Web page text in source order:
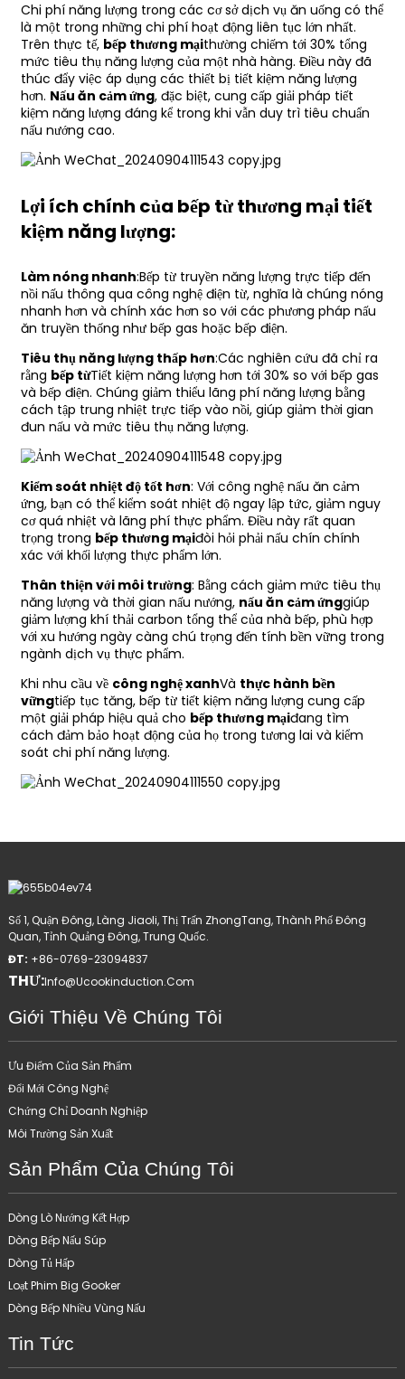
Chi phí năng lượng trong các cơ sở dịch vụ ăn uống có thể
là một trong những chi phí hoạt động liên tục lớn nhất.
Trên thực tế, bếp thương mạithường chiếm tới 30% tổng
mức tiêu thụ năng lượng của một nhà hàng. Điều này đã
thúc đẩy việc áp dụng các thiết bị tiết kiệm năng lượng
hơn. Nấu ăn cảm ứng, đặc biệt, cung cấp giải pháp tiết
kiệm năng lượng đáng kể trong khi vẫn duy trì tiêu chuẩn
nấu nướng cao.
Lợi ích chính của bếp từ thương mại tiết
kiệm năng lượng:
Làm nóng nhanh:Bếp từ truyền năng lượng trực tiếp đến
nồi nấu thông qua công nghệ điện từ, nghĩa là chúng nóng
nhanh hơn và chính xác hơn so với các phương pháp nấu
ăn truyền thống như bếp gas hoặc bếp điện.
Tiêu thụ năng lượng thấp hơn:Các nghiên cứu đã chỉ ra
rằng bếp từTiết kiệm năng lượng hơn tới 30% so với bếp gas
và bếp điện. Chúng giảm thiểu lãng phí năng lượng bằng
cách tập trung nhiệt trực tiếp vào nồi, giúp giảm thời gian
đun nấu và mức tiêu thụ năng lượng.
Kiểm soát nhiệt độ tốt hơn: Với công nghệ nấu ăn cảm
ứng, bạn có thể kiểm soát nhiệt độ ngay lập tức, giảm nguy
cơ quá nhiệt và lãng phí thực phẩm. Điều này rất quan
trọng trong bếp thương mạiđòi hỏi phải nấu chín chính
xác với khối lượng thực phẩm lớn.
Thân thiện với môi trường: Bằng cách giảm mức tiêu thụ
năng lượng và thời gian nấu nướng, nấu ăn cảm ứnggiúp
giảm lượng khí thải carbon tổng thể của nhà bếp, phù hợp
với xu hướng ngày càng chú trọng đến tính bền vững trong
ngành dịch vụ thực phẩm.
Khi nhu cầu về công nghệ xanhVà thực hành bền
vữngtiếp tục tăng, bếp từ tiết kiệm năng lượng cung cấp
một giải pháp hiệu quả cho bếp thương mạiđang tìm
cách đảm bảo hoạt động của họ trong tương lai và kiểm
soát chi phí năng lượng.
Số 1, Quận Đông, Làng Jiaoli, Thị Trấn ZhongTang, Thành Phố Đông
Quan, Tỉnh Quảng Đông, Trung Quốc.
ĐT: +86-0769-23094837
THƯ:Info@ucookinduction.com
Giới Thiệu Về Chúng Tôi
Ưu Điểm Của Sản Phẩm
Đổi Mới Công Nghệ
Chứng Chỉ Doanh Nghiệp
Môi Trường Sản Xuất
Sản Phẩm Của Chúng Tôi
Dòng Lò Nướng Kết Hợp
Dòng Bếp Nấu Súp
Dòng Tủ Hấp
Loạt Phim Big Gooker
Dòng Bếp Nhiều Vùng Nấu
Tin Tức